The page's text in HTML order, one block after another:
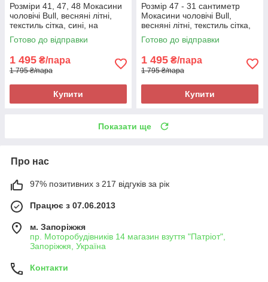
Розміри 41, 47, 48 Мокасини
чоловічі Bull, весняні літні,
текстиль сітка, сині, на
підошві з піни, легкі і зручні
Готово до відправки
1 495 ₴/пара
1 795 ₴/пара
Купити
Розмір 47 - 31 сантиметр
Мокасини чоловічі Bull,
весняні літні, текстиль сітка,
сині, на підошві з піни, легкі і
зручні
Готово до відправки
1 495 ₴/пара
1 795 ₴/пара
Купити
Показати ще
Про нас
97% позитивних з 217 відгуків за рік
Працює з 07.06.2013
м. Запоріжжя
пр. Моторобудівників 14 магазин взуття "Патріот",
Запоріжжя, Україна
Контакти